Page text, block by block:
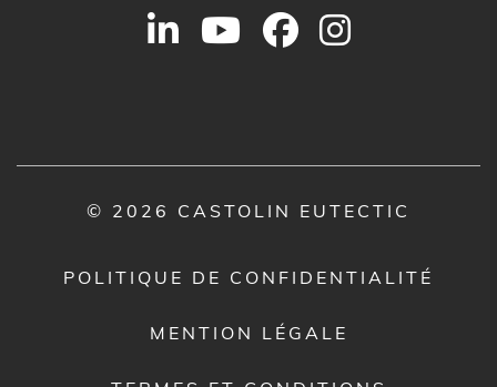
© 2026 CASTOLIN EUTECTIC
POLITIQUE DE CONFIDENTIALITÉ
MENTION LÉGALE